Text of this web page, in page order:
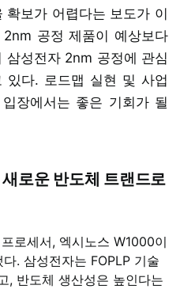
확보가 어렵다는 보도가 이
공정 제품이 예상보다
삼성전자 2nm 공정에 관심
있다. 로드맵 실현 및 사업
장에서는 좋은 기회가 될
로운 반도체 트랜드로